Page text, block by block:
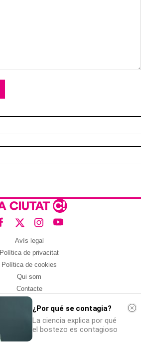
Avís legal
Política de privacitat
Política de cookies
Qui som
Contacte
Xarxes socials
Amb col·laboració de:
¿Por qué se contagia?
La ciencia explica por qué
el bostezo es contagioso